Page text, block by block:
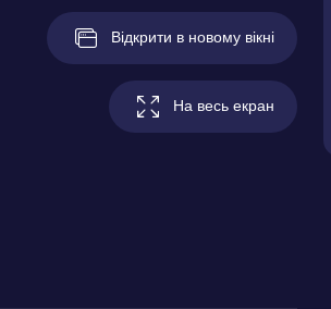
Відкрити в новому вікні
На весь екран